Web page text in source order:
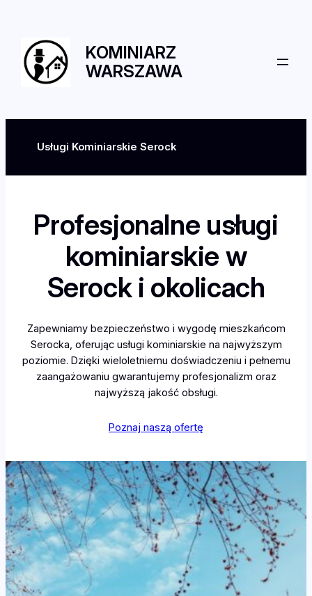
treści
KOMINIARZ
WARSZAWA
Usługi Kominiarskie Serock
Profesjonalne usługi
kominiarskie w
Serock i okolicach
Zapewniamy bezpieczeństwo i wygodę mieszkańcom
Serocka, oferując usługi kominiarskie na najwyższym
poziomie. Dzięki wieloletniemu doświadczeniu i pełnemu
zaangażowaniu gwarantujemy profesjonalizm oraz
najwyższą jakość obsługi.
Poznaj naszą ofertę